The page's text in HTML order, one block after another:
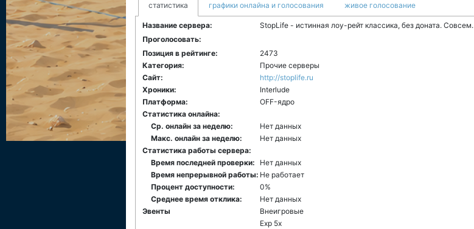
статистика графики онлайна и голосования живое голосование
Название сервера:
StopLife - истинная лоу-рейт классика, без доната. Совсем.
Проголосовать:
Позиция в рейтинге:
2473
Категория:
Прочие серверы
Сайт:
http://stoplife.ru
Хроники:
Interlude
Платформа:
ОFF-ядро
Статистика онлайна:
Ср. онлайн за неделю:
Нет данных
Макс. онлайн за неделю:
Нет данных
Статистика работы сервера:
Время последней проверки:
Нет данных
Время непрерывной работы: Не работает
Процент доступности:
0%
Среднее время отклика:
Нет данных
Эвенты
Внеигровые
Exp 5x